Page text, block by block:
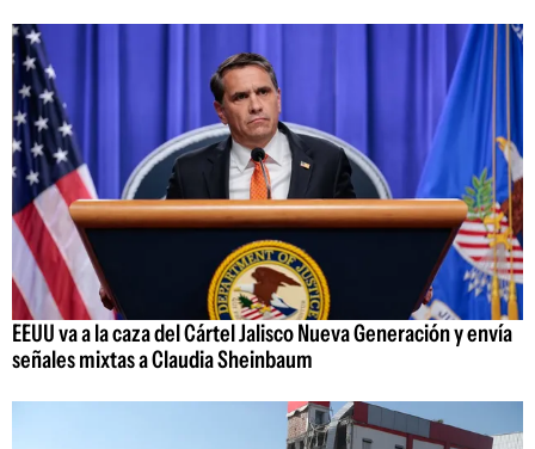
EEUU va a la caza del Cártel Jalisco Nueva Generación y envía
señales mixtas a Claudia Sheinbaum